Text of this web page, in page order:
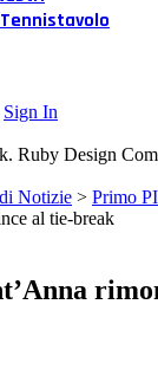
Sign In
Ruby Design
Notizie > Primo
al tie-break